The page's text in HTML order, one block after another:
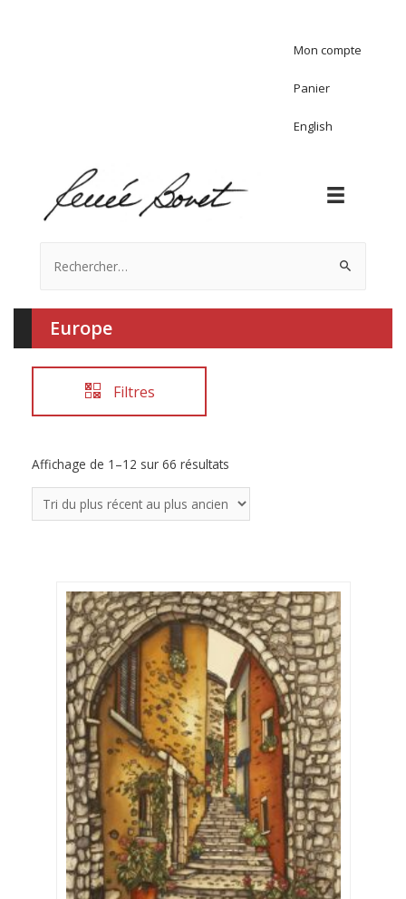
Mon compte
Panier
English
Europe
Filtres
Affichage de 1–12 sur 66 résultats